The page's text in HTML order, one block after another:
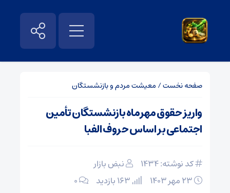
صفحه نخست/ معیشت مردم و بازنشستگان
واریز حقوق مهرماه بازنشستگان تأمین
اجتماعی بر اساس حروف الفبا
کد نوشته: 1434
نبض بازار
۰